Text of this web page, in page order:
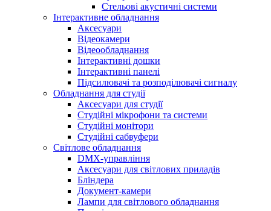
Стельові акустичні системи
Інтерактивне обладнання
Аксесуари
Відеокамери
Відеообладнання
Інтерактивні дошки
Інтерактивні панелі
Підсилювачі та розподілювачі сигналу
Обладнання для студії
Аксесуари для студії
Студійні мікрофони та системи
Студійні монітори
Студійні сабвуфери
Світлове обладнання
DMX-управління
Аксесуари для світлових приладів
Бліндера
Документ-камери
Лампи для світлового обладнання